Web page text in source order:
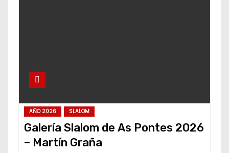
AÑO 2026 SLALOM
Galería Slalom de As Pontes 2026
– Martín Graña